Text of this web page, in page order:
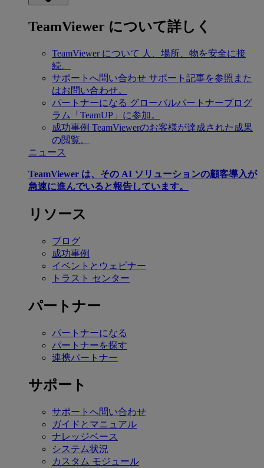
TeamViewer について詳しく
TeamViewer について 人、場所、物を安全に接
続。
サポートへ問い合わせ サポート記事を参照また
はお問い合わせ。
パートナーになる グローバルパートナープログ
ラム「TeamUP」に参加。
成功事例 TeamViewerのお客様が達成された成果
の閲覧。
ニュース
TeamViewer は、その AI ソリューションの顧客導入が
急速に進んでいると報告しています。
リソース
ブログ
成功事例
イベントとウェビナー
トラスト センター
パートナー
パートナーになる
パートナーを探す
連携パートナー
サポート
サポートへ問い合わせ
ガイドとマニュアル
ナレッジベース
システム状況
カスタム モジュール